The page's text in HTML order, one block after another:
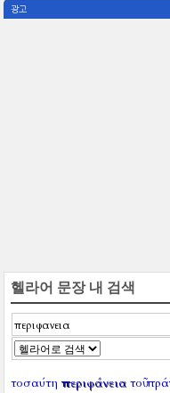
광고
헬라어 문장 내 검색
τοσαύτηπεριφάνειατοῦ